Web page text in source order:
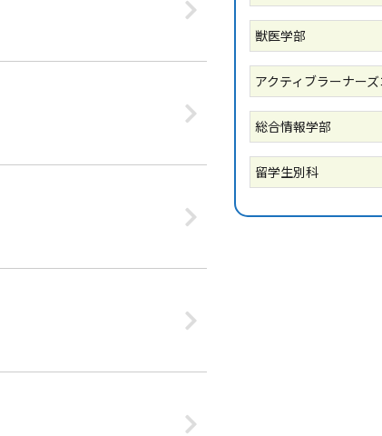
獣医学部
アクティブラーナー
総合情報学部
留学生別科